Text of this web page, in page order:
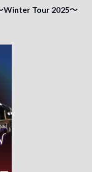
Winter Tour 2025～